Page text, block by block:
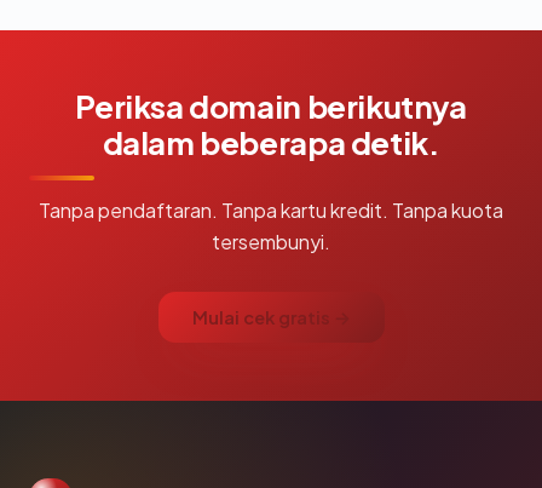
Periksa domain berikutnya
dalam beberapa detik.
Tanpa pendaftaran. Tanpa kartu kredit. Tanpa kuota
tersembunyi.
Mulai cek gratis →